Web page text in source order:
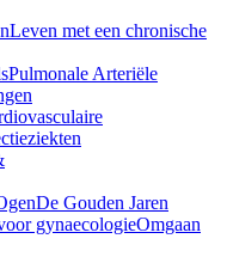
Leven met een chronische
Pulmonale Arteriële
De Gouden Jaren
gynaecologieOmgaan